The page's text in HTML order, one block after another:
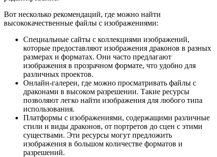
Вот несколько рекомендаций, где можно найти
высококачественные файлы с изображениями:
Специальные сайты с коллекциями изображений,
которые предоставляют изображения драконов в разных
размерах и форматах. Они часто предлагают
изображения в прозрачном формате, что удобно для
различных проектов.
Онлайн-галереи, где можно просматривать файлы с
драконами в высоком разрешении. Такие ресурсы
позволяют легко найти изображения для любого типа
использования.
Платформы с изображениями, содержащими различные
стили и виды драконов, от портретов до сцен с этими
существами. Эти ресурсы могут предложить
изображения в большом количестве форматов и
разрешений.